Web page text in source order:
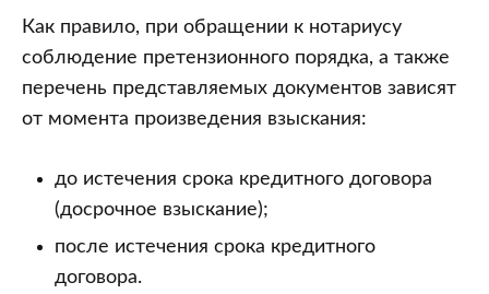
Как правило, при обращении к нотариусу
соблюдение претензионного порядка, а также
перечень представляемых документов зависят
от момента произведения взыскания:
до истечения срока кредитного договора
(досрочное взыскание);
после истечения срока кредитного
договора.